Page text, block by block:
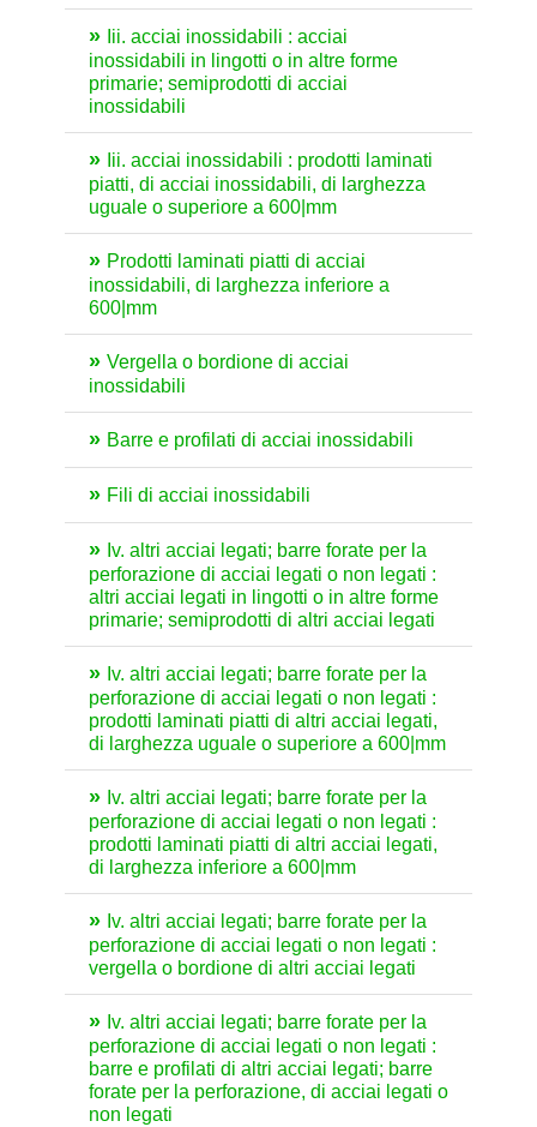
Iii. acciai inossidabili : acciai
inossidabili in lingotti o in altre forme
primarie; semiprodotti di acciai
inossidabili
Iii. acciai inossidabili : prodotti laminati
piatti, di acciai inossidabili, di larghezza
uguale o superiore a 600|mm
Prodotti laminati piatti di acciai
inossidabili, di larghezza inferiore a
600|mm
Vergella o bordione di acciai
inossidabili
Barre e profilati di acciai inossidabili
Fili di acciai inossidabili
Iv. altri acciai legati; barre forate per la
perforazione di acciai legati o non legati :
altri acciai legati in lingotti o in altre forme
primarie; semiprodotti di altri acciai legati
Iv. altri acciai legati; barre forate per la
perforazione di acciai legati o non legati :
prodotti laminati piatti di altri acciai legati,
di larghezza uguale o superiore a 600|mm
Iv. altri acciai legati; barre forate per la
perforazione di acciai legati o non legati :
prodotti laminati piatti di altri acciai legati,
di larghezza inferiore a 600|mm
Iv. altri acciai legati; barre forate per la
perforazione di acciai legati o non legati :
vergella o bordione di altri acciai legati
Iv. altri acciai legati; barre forate per la
perforazione di acciai legati o non legati :
barre e profilati di altri acciai legati; barre
forate per la perforazione, di acciai legati o
non legati